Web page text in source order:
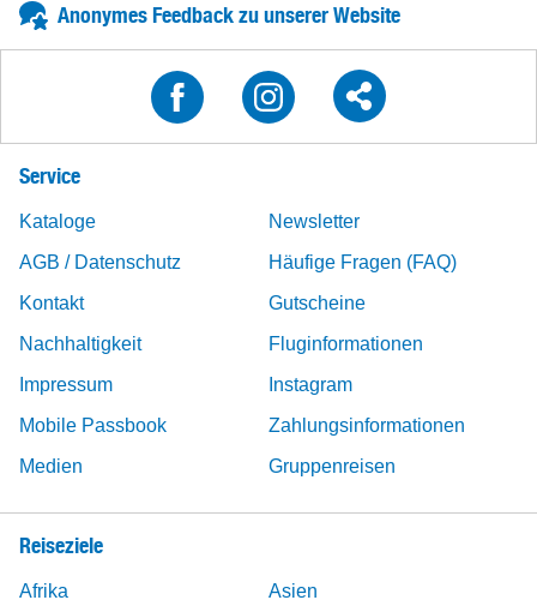
Anonymes Feedback zu unserer Website
Service
Kataloge
Newsletter
AGB / Datenschutz
Häufige Fragen (FAQ)
Kontakt
Gutscheine
Nachhaltigkeit
Fluginformationen
Impressum
Instagram
Mobile Passbook
Zahlungsinformationen
Medien
Gruppenreisen
Reiseziele
Afrika Asien